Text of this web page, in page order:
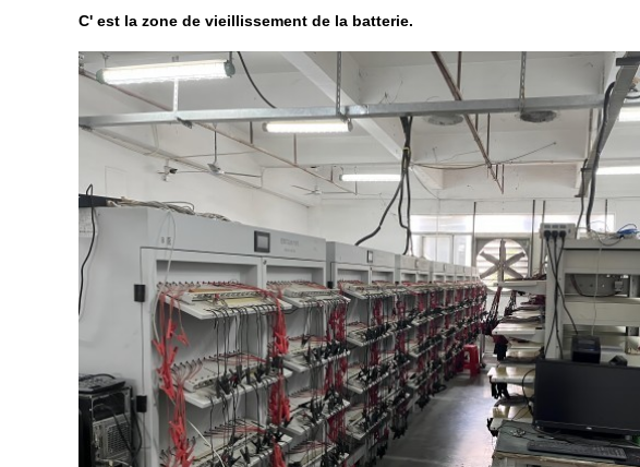
C' est la zone de vieillissement de la batterie.